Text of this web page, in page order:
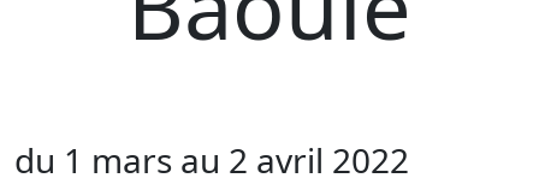
du 1 mars au 2 avril 2022